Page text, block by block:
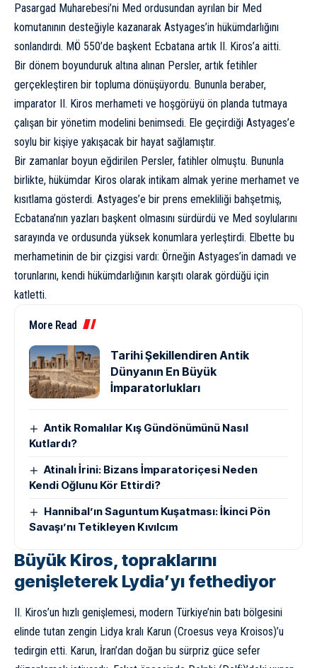
Pasargad Muharebesi’ni Med ordusundan ayrılan bir Med
komutanının desteğiyle kazanarak Astyages’in hükümdarlığını
sonlandırdı. MÖ 550’de başkent Ecbatana artık II. Kiros’a aitti.
Bir dönem boyunduruk altına alınan Persler, artık fetihler
gerçekleştiren bir topluma dönüşüyordu. Bununla beraber,
imparator II. Kiros merhameti ve hoşgörüyü ön planda tutmaya
çalışan bir yönetim modelini benimsedi. Ele geçirdiği Astyages’e
soylu bir kişiye yakışacak bir hayat sağlamıştır.
Bir zamanlar boyun eğdirilen Persler, fatihler olmuştu. Bununla
birlikte, hükümdar Kiros olarak intikam almak yerine merhamet ve
kısıtlama gösterdi. Astyages’e bir prens emekliliği bahşetmiş,
Ecbatana’nın yazları başkent olmasını sürdürdü ve Med soylularını
sarayında ve ordusunda yüksek konumlara yerleştirdi. Elbette bu
merhametinin de bir çizgisi vardı: Örneğin Astyages’in damadı ve
torunlarını, kendi hükümdarlığının karşıtı olarak gördüğü için
katletti.
More Read
Tarihi Şekillendiren Antik
Dünyanın En Büyük
İmparatorlukları
Antik Romalılar Kış Gündönümünü Nasıl
Kutlardı?
Atinalı İrini: Bizans İmparatoriçesi Neden
Kendi Oğlunu Kör Ettirdi?
Hannibal’ın Saguntum Kuşatması: İkinci Pön
Savaşı’nı Tetikleyen Kıvılcım
Büyük Kiros, topraklarını
genişleterek Lydia’yı fethediyor
II. Kiros’un hızlı genişlemesi, modern Türkiye’nin batı bölgesini
elinde tutan zengin Lidya kralı Karun (Croesus veya Kroisos)’u
tedirgin etti. Karun, İran’dan doğan bu sürpriz güce sefer